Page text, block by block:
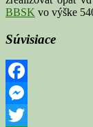
BBSK vo výške
Súvisiace
Facebook
Messenger